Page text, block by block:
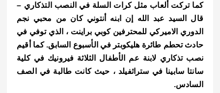
كما تركت ألعاب مثل كرات السلة في النصب التذكاري –
قال السيد عبد الله إن ابنه أنتوني كان من محبي نجم
الدوري الاميركي للمحترفين كوبي براينت ، الذي توفي في
حادث تحطم طائرة هليكوبتر في الأسبوع السابق.كما أقيم
نصب تذكاري لابنة عم الأطفال الثلاثة فيرونيك في كلية
سانتا سابينا في ستراثفيلد ، حيث كانت طالبة في الصف
السادس.